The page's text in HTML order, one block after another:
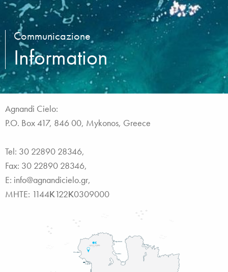
Communicazione
Information
Agnandi Cielo:
P.O. Box 417, 846 00, Mykonos, Greece
Tel: 30 22890 28346,
Fax: 30 22890 28346,
E: info@agnandicielo.gr,
MHTE: 1144Κ122Κ0309000